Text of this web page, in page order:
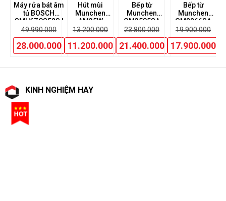
Máy rửa bát âm
tủ BOSCH
SMU6ZCS52S |
Serie 6
49.990.000
28.000.000
Hút mùi
Munchen
AM35W
13.200.000
11.200.000
Bếp từ
Munchen
GM3585SA
23.800.000
21.400.000
Bếp từ
Munchen
GM2266SA
19.900.000
17.900.000
KINH NGHIỆM HAY